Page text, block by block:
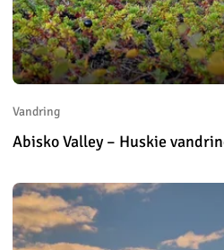
Vandring
Abisko Valley – Huskie